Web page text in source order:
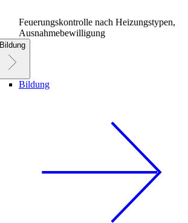
Feuerungskontrolle nach Heizungstypen,
Ausnahmebewilligung
Bildung
Bildung